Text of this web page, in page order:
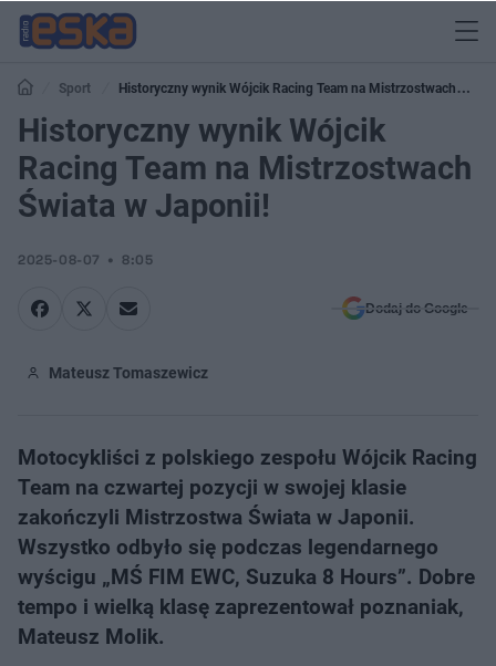
Sport
Historyczny wynik Wójcik Racing Team na Mistrzostwach
Świata w Japonii!
Historyczny wynik Wójcik
Racing Team na Mistrzostwach
Świata w Japonii!
2025-08-07 8:05
Dodaj do Google
Mateusz Tomaszewicz
Motocykliści z polskiego zespołu Wójcik Racing
Team na czwartej pozycji w swojej klasie
zakończyli Mistrzostwa Świata w Japonii.
Wszystko odbyło się podczas legendarnego
wyścigu „MŚ FIM EWC, Suzuka 8 Hours”. Dobre
tempo i wielką klasę zaprezentował poznaniak,
Mateusz Molik.